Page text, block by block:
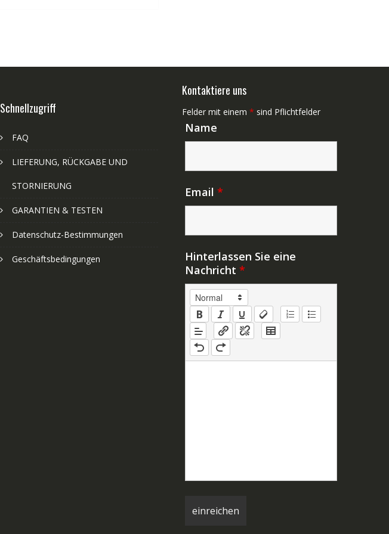
Schnellzugriff
FAQ
LIEFERUNG, RÜCKGABE UND
STORNIERUNG
GARANTIEN & TESTEN
Datenschutz-Bestimmungen
Geschäftsbedingungen
Kontaktiere uns
Felder mit einem * sind Pflichtfelder
Name
Email *
Hinterlassen Sie eine
Nachricht *